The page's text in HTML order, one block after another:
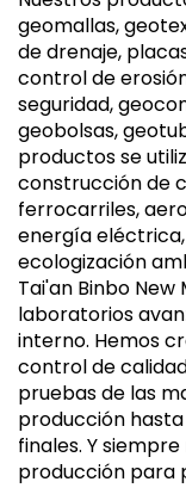
geomallas,
de drenaje,
control de
seguridad,
geobolsas,
productos se
construcción de
ferrocarriles,
energía
ecologización
Tai'an Binbo
laboratorios
interno. Hemos
control de
pruebas de las
producción
finales. Y
producción para